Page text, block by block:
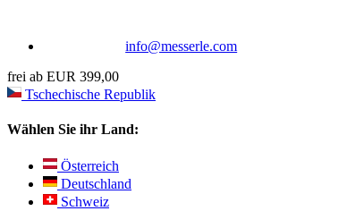
info@messerle.com
frei ab EUR 399,00
Tschechische Republik
Wählen Sie ihr Land:
Österreich
Deutschland
Schweiz